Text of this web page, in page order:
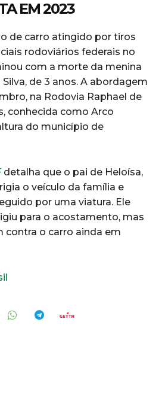
EM 2023
de carro atingido por tiros
rodoviários federais no
com a morte da menina
de 3 anos. A abordagem
na Rodovia Raphael de
conhecida como Arco
do município de
detalha que o pai de Heloísa,
o veículo da família e
por uma viatura. Ele
para o acostamento, mas
contra o carro ainda em